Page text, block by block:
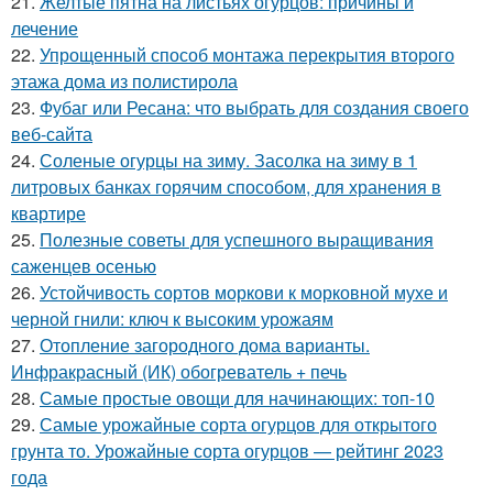
лечение
22. Упрощенный способ монтажа перекрытия второго
этажа дома из полистирола
23. Фубаг или Ресана: что выбрать для создания своего
веб-сайта
24. Соленые огурцы на зиму. Засолка на зиму в 1
литровых банках горячим способом, для хранения в
квартире
25. Полезные советы для успешного выращивания
саженцев осенью
26. Устойчивость сортов моркови к морковной мухе и
черной гнили: ключ к высоким урожаям
27. Отопление загородного дома варианты.
Инфракрасный (ИК) обогреватель + печь
28. Самые простые овощи для начинающих: топ-10
29. Самые урожайные сорта огурцов для открытого
грунта то. Урожайные сорта огурцов — рейтинг 2023
года